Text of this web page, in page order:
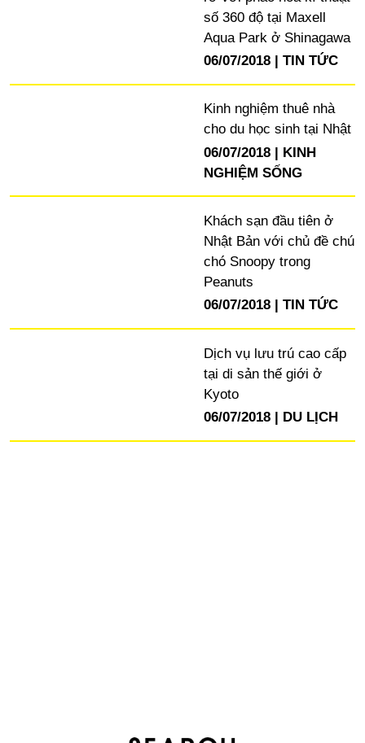
số 360 độ tại Maxell
Aqua Park ở Shinagawa
06/07/2018
TIN TỨC
Kinh nghiệm thuê nhà
cho du học sinh tại Nhật
06/07/2018
KINH
NGHIỆM SỐNG
Khách sạn đầu tiên ở
Nhật Bản với chủ đề chú
chó Snoopy trong
Peanuts
06/07/2018
TIN TỨC
Dịch vụ lưu trú cao cấp
tại di sản thế giới ở
Kyoto
06/07/2018
DU LỊCH